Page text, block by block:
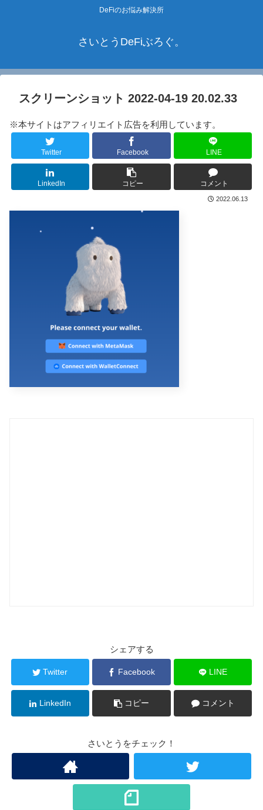
DeFiのお悩み解決所
さいとうDeFiぶろぐ。
スクリーンショット 2022-04-19 20.02.33
※本サイトはアフィリエイト広告を利用しています。
Twitter Facebook LINE
LinkedIn コピー コメント
2022.06.13
シェアする
Twitter Facebook LINE
LinkedIn コピー コメント
さいとうをチェック！